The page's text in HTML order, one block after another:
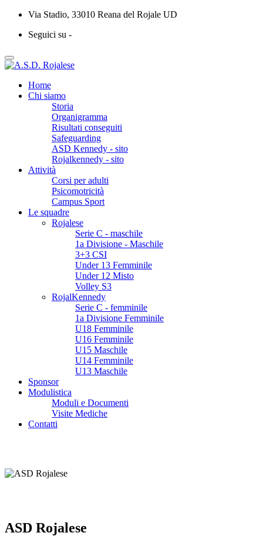
Via Stadio, 33010 Reana del Rojale UD
Seguici su -
Home
Chi siamo
Storia
Organigramma
Risultati conseguiti
Safeguarding
ASD Kennedy - sito
Rojalkennedy - sito
Attività
Corsi per adulti
Psicomotricità
Campus Sport
Le squadre
Rojalese
Serie C - maschile
1a Divisione - Maschile
3+3 CSI
Under 13 Femminile
Under 12 Misto
Volley S3
RojalKennedy
Serie C - femminile
1a Divisione Femminile
U18 Femminile
U16 Femminile
U15 Maschile
U14 Femminile
U13 Maschile
Sponsor
Modulistica
Moduli e Documenti
Visite Mediche
Contatti
ASD Rojalese